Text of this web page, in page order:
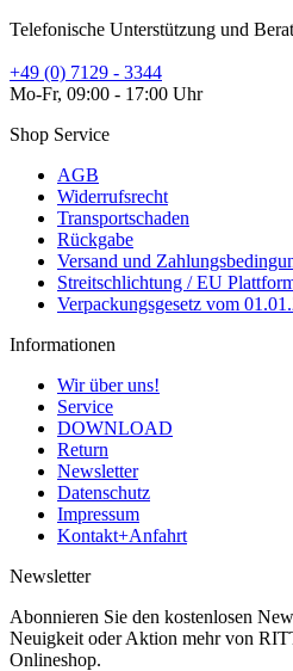
Telefonische Unterstützung und
+49 (0) 7129 - 3344
Mo-Fr, 09:00 - 17:00 Uhr
Shop Service
AGB
Widerrufsrecht
Transportschaden
Rückgabe
Versand und
Streitschlichtung / EU
Verpackungsgesetz vom
Informationen
Wir über uns!
Service
DOWNLOAD
Return
Newsletter
Datenschutz
Impressum
Kontakt+Anfahrt
Newsletter
Abonnieren Sie den kostenlosen
Neuigkeit oder Aktion mehr von
Onlineshop.